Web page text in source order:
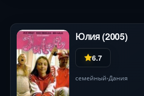
Юлия (2005)
6.7
семейный•Дания